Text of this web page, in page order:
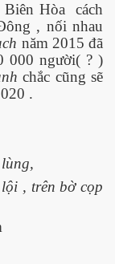
Hòa
cách
, nối nhau
năm 2015 đã
000 người( ? )
chắc cũng sẽ
.
, trên bờ cọp